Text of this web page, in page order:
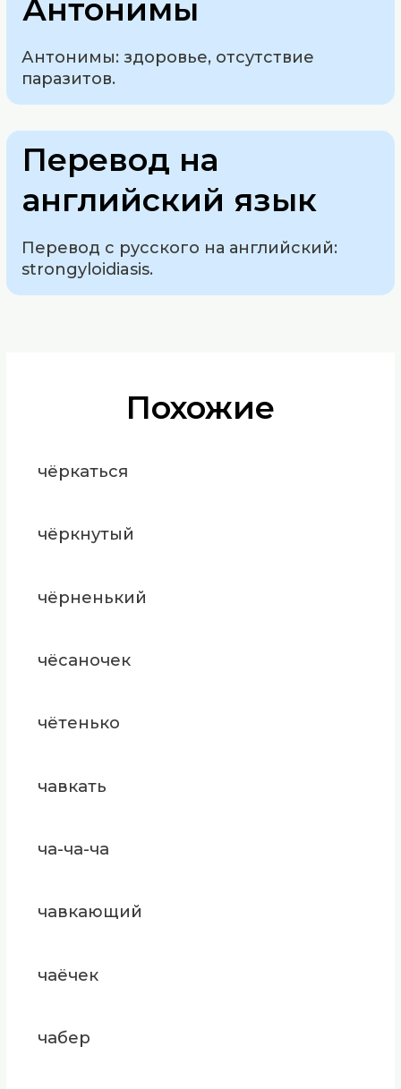
Антонимы
Антонимы: здоровье, отсутствие
паразитов.
Перевод на
английский язык
Перевод с русского на английский:
strongyloidiasis.
Похожие
чёркаться
чёркнутый
чёрненький
чёсаночек
чётенько
чавкать
ча-ча-ча
чавкающий
чаёчек
чабер